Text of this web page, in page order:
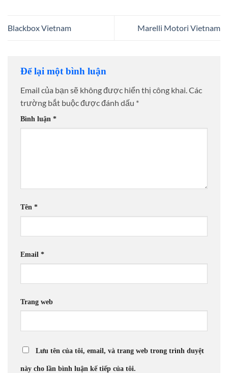
Blackbox Vietnam Marelli Motori Vietnam
Để lại một bình luận
Email của bạn sẽ không được hiển thị công khai.Các
trường bắt buộc được đánh dấu *
Bình luận *
Tên *
Email *
Trang web
Lưu tên của tôi, email, và trang web trong trình duyệt
này cho lần bình luận kế tiếp của tôi.